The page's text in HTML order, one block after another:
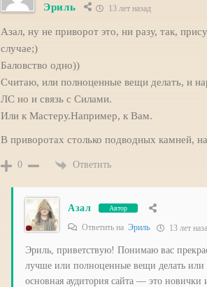
Эриль 13 лет назад
Азал, ну не приворот это, ни разу, так,
случае;)
Баловство одно))
Считаю, или полноценные вещи делать, и
ЛС но и связь с Силами.
Или к Мастеру.Например, к Вам.
В приворотах столько подводных камней,
0 Ответить
Азал Автор
Ответить на Эриль 13 лет
Эриль, приветствую! Понимаю вас
лучше или полноценные вещи делать или
основная аудитория сайта — это новички